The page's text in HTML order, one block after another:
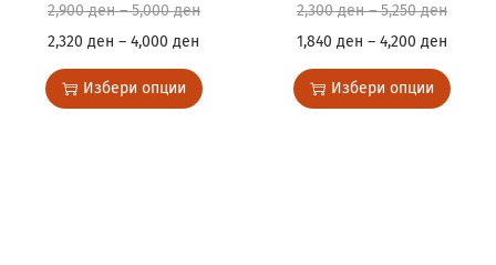
2,900ден–5,000ден
2,320ден –4,000ден
Избери опции
2,300ден–5,250ден
1,840 ден – 4,200 ден
Избери опции